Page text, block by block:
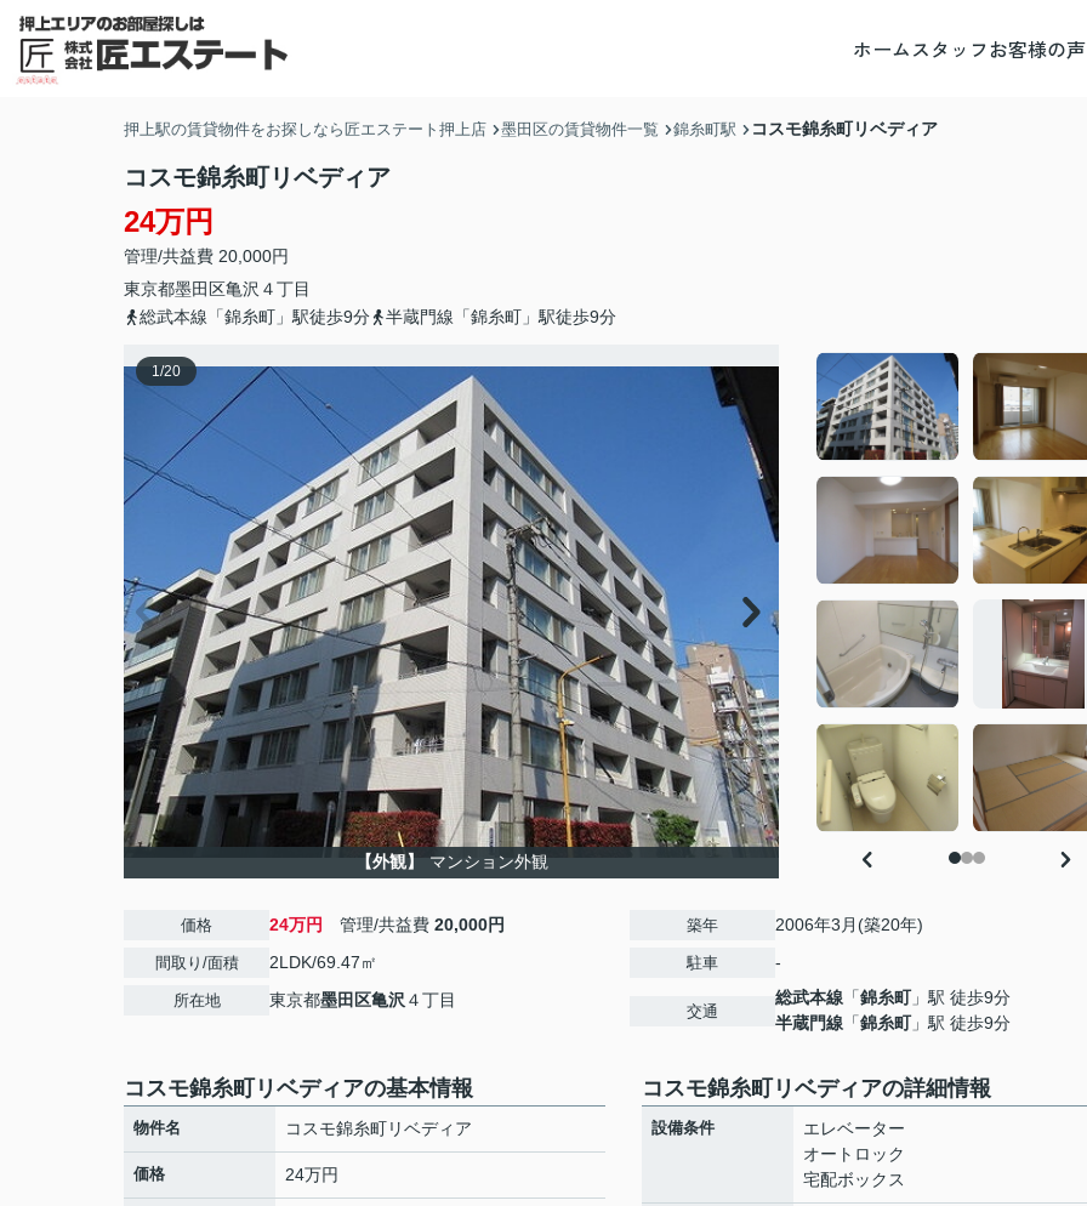
ホームスタッフお客様の声
押上駅の賃貸物件をお探しなら匠エステート押上店 墨田区の賃貸物件一覧 錦糸町駅 コスモ錦糸町リベディア
コスモ錦糸町リベディア
24万円
管理/共益費 20,000円
東京都墨田区亀沢 ４丁目
総武本線「錦糸町」駅徒歩9分
半蔵門線「錦糸町」駅徒歩9分
1/20
【外観】 マンション外観
価格 24万円 管理/共益費 20,000円
間取り/面積 2LDK/69.47㎡
所在地 東京都墨田区亀沢 ４丁目
築年 2006年3月(築20年)
駐車 -
交通
総武本線 「錦糸町」駅 徒歩9分
半蔵門線 「錦糸町」駅 徒歩9分
コスモ錦糸町リベディアの基本情報
物件名 コスモ錦糸町リベディア
価格 24万円
コスモ錦糸町リベディアの詳細情報
設備条件
エレベーター
オートロック
宅配ボックス